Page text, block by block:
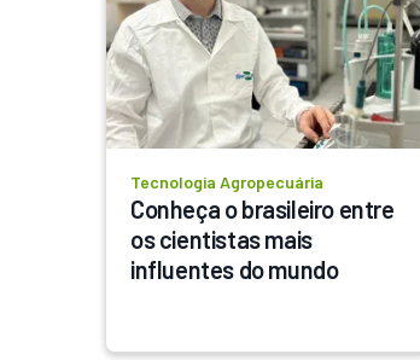
Tecnologia Agropecuária
Conheça o brasileiro entre
os cientistas mais
influentes do mundo